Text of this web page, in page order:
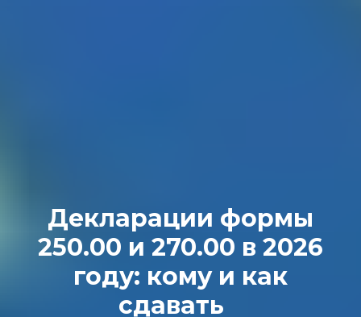
Декларации формы
250.00 и 270.00 в 2026
году: кому и как
сдавать